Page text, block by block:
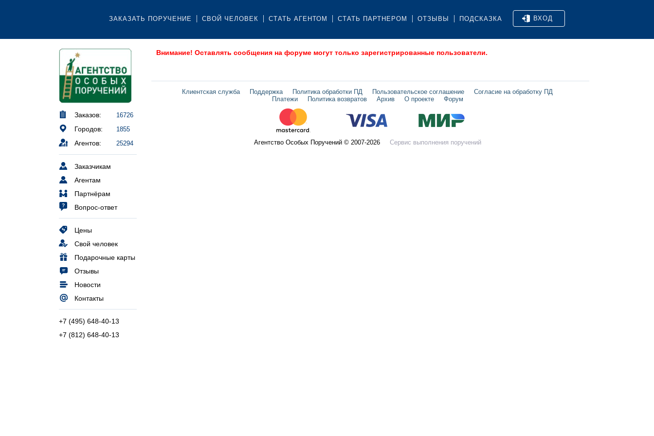
ЗАКАЗАТЬ ПОРУЧЕНИЕ СВОЙ ЧЕЛОВЕК СТАТЬ АГЕНТОМ СТАТЬ ПАРТНЕРОМ ОТЗЫВЫ ПОДСКАЗКА ВХОД
Заказов: 16726
Городов: 1855
Агентов: 25294
Заказчикам
Агентам
Партнёрам
Вопрос-ответ
Цены
Свой человек
Подарочные карты
Отзывы
Новости
Контакты
+7 (495) 648-40-13
+7 (812) 648-40-13
Внимание! Оставлять сообщения на форуме могут только зарегистрированные пользователи.
Клиентская служба Поддержка Политика обработки ПД Пользовательское соглашение
Согласие на обработку ПД
Платежи
Политика возвратов Архив О проекте Форум
Агентство Особых Поручений © 2007-2026 Сервис выполнения поручений